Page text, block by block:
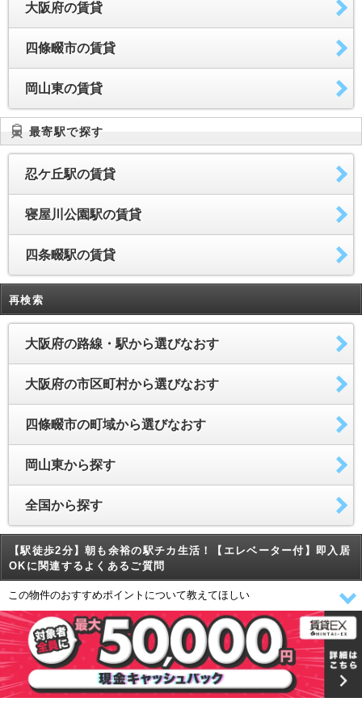
大阪府の賃貸
四條畷市の賃貸
岡山東の賃貸
最寄駅で探す
忍ケ丘駅の賃貸
寝屋川公園駅の賃貸
四条畷駅の賃貸
再検索
大阪府の路線・駅から選びなおす
大阪府の市区町村から選びなおす
四條畷市の町域から選びなおす
岡山東から探す
全国から探す
【駅徒歩2分】朝も余裕の駅チカ生活！【エレベーター付】即入居
OKに関連するよくあるご質問
この物件のおすすめポイントについて教えてほしい